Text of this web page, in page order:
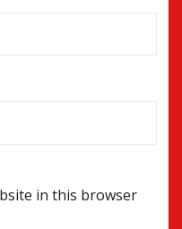
in this browser